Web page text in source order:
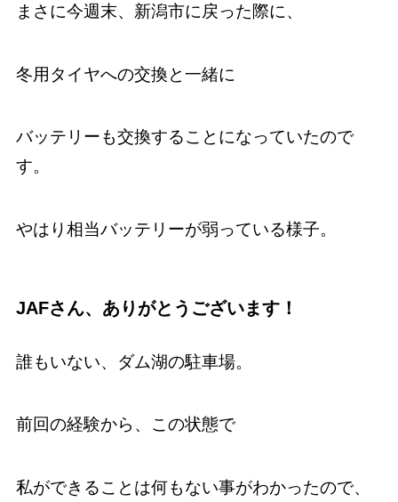
まさに今週末、新潟市に戻った際に、
冬用タイヤへの交換と一緒に
バッテリーも交換することになっていたので
す。
やはり相当バッテリーが弱っている様子。
JAFさん、ありがとうございます！
誰もいない、ダム湖の駐車場。
前回の経験から、この状態で
私ができることは何もない事がわかったので、